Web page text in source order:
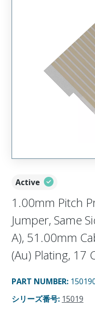
Active
1.00mm Pitch
Jumper, Same
A), 51.00mm
(Au) Plating, 17
PART NUMBER:
シリーズ番号: 15019